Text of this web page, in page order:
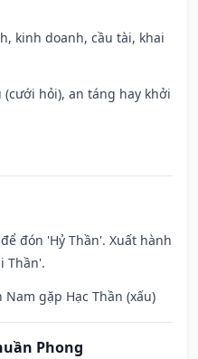
kinh doanh, cầu tài, khai
hỏi), an táng hay khởi
đón 'Hỷ Thần'. Xuất hành
Thần'.
gặp Hạc Thần (xấu)
Phong